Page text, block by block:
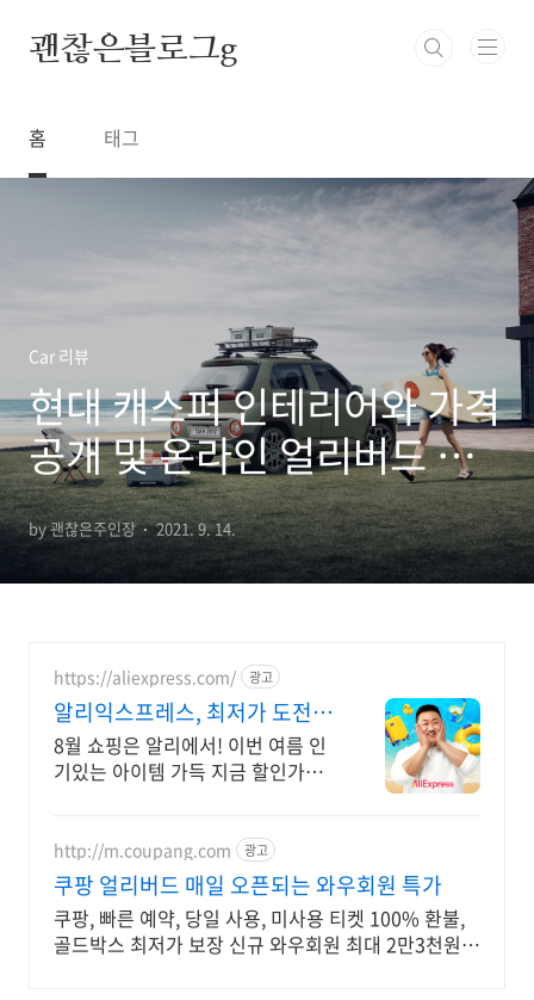
괜찮은블로그g
홈 태그
Car 리뷰
현대 캐스퍼 인테리어와 가격
공개 및 온라인 얼리버드 예
약 시작!
by 괜찮은주인장 2021. 9. 14.
https://aliexpress.com/ 광고
알리익스프레스, 최저가 도전 오
늘의특가 지금 확인해보세요
8월 쇼핑은 알리에서! 이번 여름 인
기있는 아이템 가득 지금 할인가로
http://m.coupang.com 광고
쿠팡 얼리버드 매일 오픈되는 와우회원 특가
쿠팡, 빠른 예약, 당일 사용, 미사용 티켓 100% 환불,
골드박스 최저가 보장 신규 와우회원 최대 2만3천원